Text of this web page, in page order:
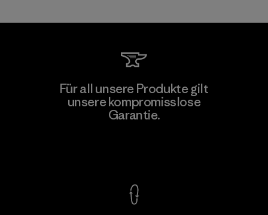
Toray International, Inc.
Material-supplier
Für all unsere Produkte gilt
unsere kompromisslose
Garantie.